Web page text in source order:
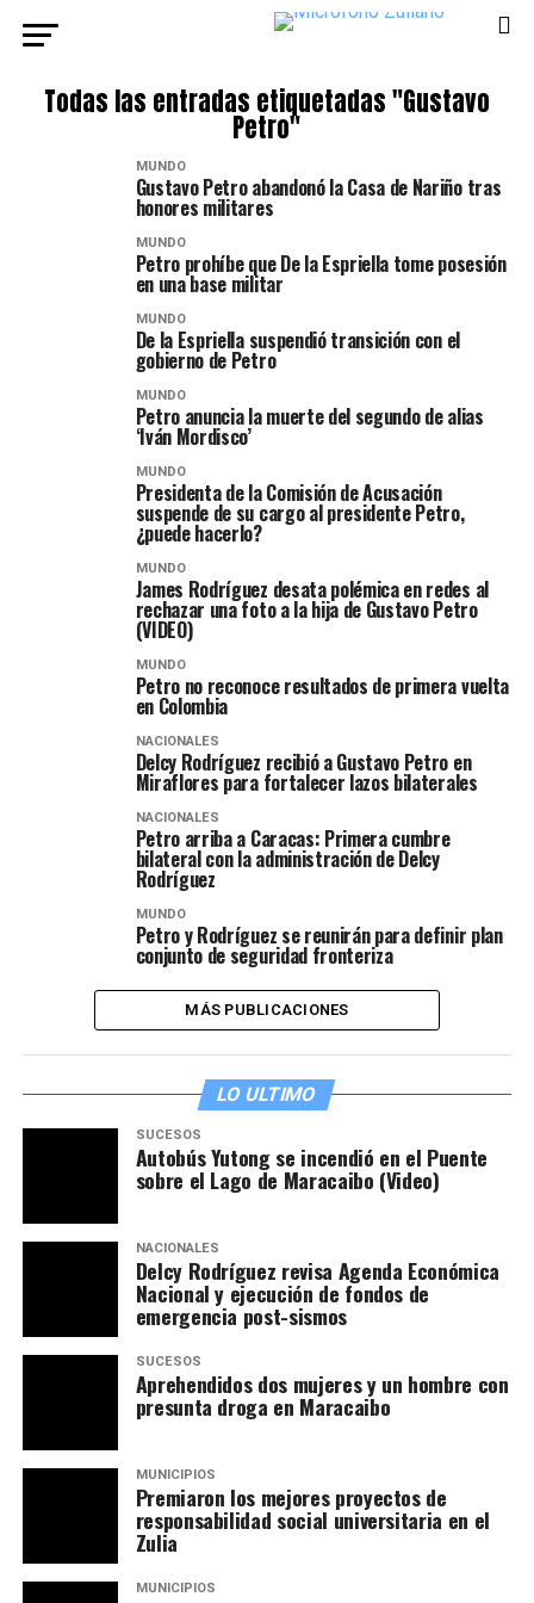
Todas las entradas etiquetadas "Gustavo
Petro"
MUNDO
Gustavo Petro abandonó la Casa de Nariño tras
honores militares
MUNDO
Petro prohíbe que De la Espriella tome posesión
en una base militar
MUNDO
De la Espriella suspendió transición con el
gobierno de Petro
MUNDO
Petro anuncia la muerte del segundo de alias
‘Iván Mordisco’
MUNDO
Presidenta de la Comisión de Acusación
suspende de su cargo al presidente Petro,
¿puede hacerlo?
MUNDO
James Rodríguez desata polémica en redes al
rechazar una foto a la hija de Gustavo Petro
(VIDEO)
MUNDO
Petro no reconoce resultados de primera vuelta
en Colombia
NACIONALES
Delcy Rodríguez recibió a Gustavo Petro en
Miraflores para fortalecer lazos bilaterales
NACIONALES
Petro arriba a Caracas: Primera cumbre
bilateral con la administración de Delcy
Rodríguez
MUNDO
Petro y Rodríguez se reunirán para definir plan
conjunto de seguridad fronteriza
MÁS PUBLICACIONES
LO ULTIMO
SUCESOS
Autobús Yutong se incendió en el Puente
sobre el Lago de Maracaibo (Video)
NACIONALES
Delcy Rodríguez revisa Agenda Económica
Nacional y ejecución de fondos de
emergencia post-sismos
SUCESOS
Aprehendidos dos mujeres y un hombre con
presunta droga en Maracaibo
MUNICIPIOS
Premiaron los mejores proyectos de
responsabilidad social universitaria en el
Zulia
MUNICIPIOS